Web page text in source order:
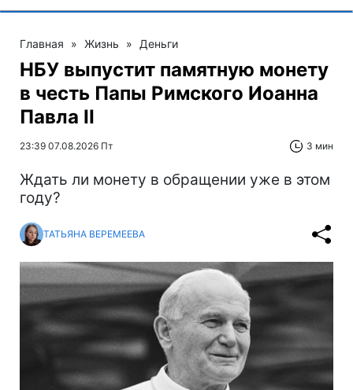
Главная » Жизнь » Деньги
НБУ выпустит памятную монету
в честь Папы Римского Иоанна
Павла II
23:39 07.08.2026 Пт 3 мин
Ждать ли монету в обращении уже в этом
году?
ТАТЬЯНА ВЕРЕМЕЕВА